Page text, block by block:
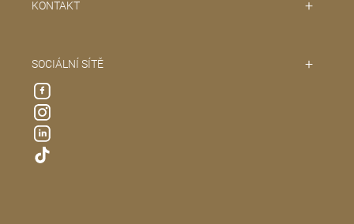
KONTAKT
SOCIÁLNÍ SÍTĚ